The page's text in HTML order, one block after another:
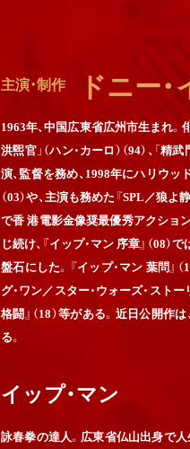
主演・制作 ドニー
1963年、中国広東省広州市生まれ。
洪煕官」（ハン・カーロ）（94）、「
演、監督を務め、1998年にハリウッ
（03）や、主演も務めた『SPL／狼よ
で香 港電影金像奨最優秀アクショ
じ続け、『イップ・マン 序章』（08
盤石にした。『イップ・マン 葉問』
グ・ワン／スター・ウォーズ・ストー
格闘』（18）等がある。近日公開作
る。
イップ・マン
詠春拳の達人。広東省仏山出身で